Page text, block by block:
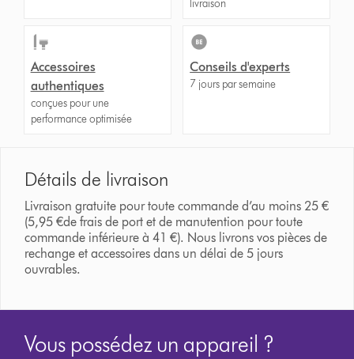
livraison
Accessoires
authentiques
conçues pour une
performance optimisée
Conseils d'experts
7 jours par semaine
Détails de livraison
Livraison gratuite pour toute commande d’au moins 25 €
(5,95 €de frais de port et de manutention pour toute
commande inférieure à 41 €). Nous livrons vos pièces de
rechange et accessoires dans un délai de 5 jours
ouvrables.
Vous possédez un appareil ?